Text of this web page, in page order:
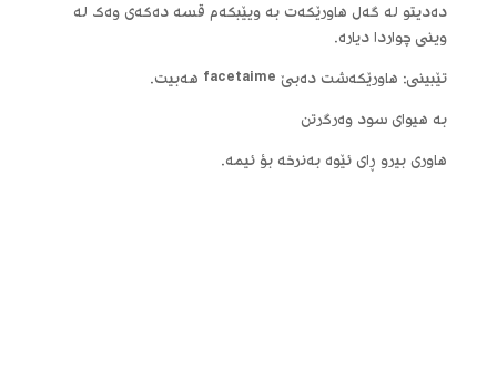
ده‌دیتو له‌ گه‌ل هاورێكه‌ت به‌ ویێبكه‌م قسه‌ ده‌كه‌ی وه‌ک له‌
وینی چواردا دیاره‌.
تێبینی: هاورێكه‌شت ده‌بێ facetaime هه‌بیت.
به‌ هیوای سود وه‌رگرتن
هاوری بیرو ڕای ئێوه‌ به‌نرخه‌ بؤ ئیمه‌.